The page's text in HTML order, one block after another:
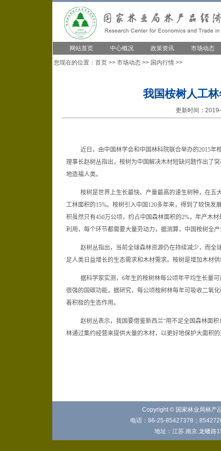
网站首页 中心概况 政策资讯 市场动态
您现在的位置： 首页 >> 市场动态 >> 国内行情 >>
我国桉树人工
更新时间：
近日，由中国林学会和中国林科院联合举办的2015年
理事长赵树丛指出，桉树为中国解决木材短缺问题作出了
地造福人类。
桉树是世界上生长最快、产量最高的速生树种，在五
工林面积的15%。桉树引入中国 120多年来，得到了较快发
积虽然只有450万公顷，约占中国森林面积的2%，年产木材
利用，每个环节都需要大量劳动力，据测算，中国桉树全
赵树丛指出，当前全球森林资源仍在持续减少，而全
足人类日益增长的生态需求和木材需求。桉树是增加木材
据科学家实测， 6年生的桉树林每公顷年平均生长量可
很强的固碳功能，据研究，每公顷桉树林每年可吸收二氧化
着积极的生态作用。
赵树丛表示，我国要借鉴新西兰“用不足全国森林面积
林通过集约经营来提供大量的木材，以更好地保护大面积
Copyright © 国家林业局林产
电话：86-25-85427378；
地址：江苏.南京.龙蟠路